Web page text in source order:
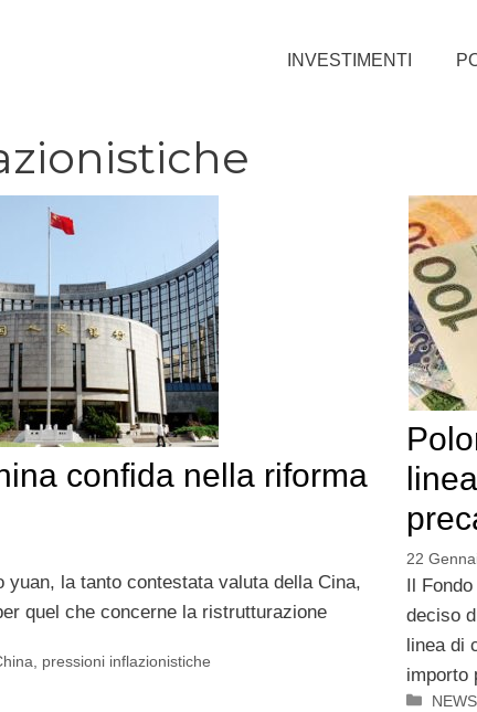
INVESTIMENTI
confida nella riforma
la tanto contestata valuta della Cina,
quel che concerne la ristrutturazione
pressioni inflazionistiche
22
Il
deciso
linea di
importo